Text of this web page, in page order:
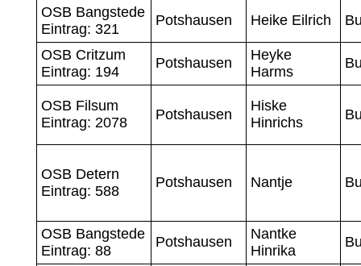
OSB Bangstede
Eintrag: 321
Potshausen Heike Eilrich
OSB Critzum
Eintrag: 194
Potshausen
Heyke
Harms
OSB Filsum
Eintrag: 2078
Potshausen
Hiske
Hinrichs
OSB Detern
Eintrag: 588
Potshausen Nantje
OSB Bangstede
Eintrag: 88
Potshausen
Nantke
Hinrika